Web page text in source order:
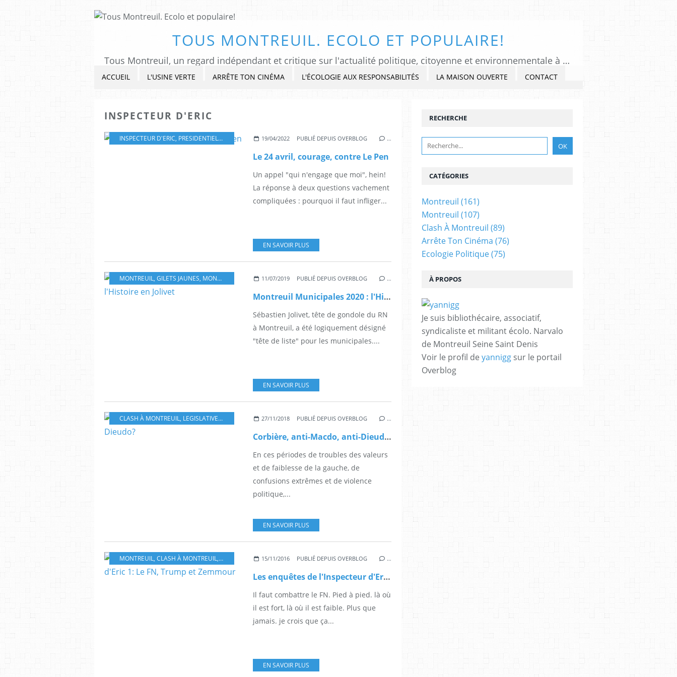
TOUS MONTREUIL. ECOLO ET POPULAIRE!
Tous Montreuil, un regard indépendant et critique sur l'actualité politique, citoyenne et environnementale à Montreuil sous Bois, Seine-Saint-Denis. Veiller, Lancer l'alerte, commenter et critiquer l'exercice du pouvoir, s'impliquer dans la Cité, au présent et au futur!
ACCUEIL L'USINE VERTE ARRÊTE TON CINÉMA L'ÉCOLOGIE AUX RESPONSABILITÉS LA MAISON OUVERTE CONTACT
INSPECTEUR D'ERIC
INSPECTEUR D'ERIC, PRESIDENTIELLE2022 , FACHOSPHÈRE
19/04/2022 PUBLIÉ DEPUIS OVERBLOG …
Le 24 avril, courage, contre Le Pen
Un appel "qui n'engage que moi", hein!
La réponse à deux questions vachement
compliquées : pourquoi il faut infliger...
EN SAVOIR PLUS
MONTREUIL, GILETS JAUNES, MONTREUIL2020 FACHOSPHÈRE ,INSPECTEUR D'ERIC
11/07/2019 PUBLIÉ DEPUIS OVERBLOG …
Montreuil Municipales 2020 : l'Histoire en Jolivet
Sébastien Jolivet, tête de gondole du RN
à Montreuil, a été logiquement désigné
"tête de liste" pour les municipales....
EN SAVOIR PLUS
CLASH À MONTREUIL, LEGISLATIVES , FACHOSPHÈRE,MONTREUIL,INSPECTEUR D'ERIC
27/11/2018 PUBLIÉ DEPUIS OVERBLOG …
Corbière, anti-Macdo, anti-Dieudo?
En ces périodes de troubles des valeurs
et de faiblesse de la gauche, de
confusions extrêmes et de violence
politique,...
EN SAVOIR PLUS
MONTREUIL, CLASH À MONTREUIL, INSPECTEUR D'ERIC15/11/2016 PUBLIÉ DEPUIS OVERBLOG …
Les enquêtes de l'Inspecteur d'Eric 1: Le FN, Trump et Zemmour
Il faut combattre le FN. Pied à pied. là où
il est fort, là où il est faible. Plus que
jamais. je crois que ça...
EN SAVOIR PLUS
RECHERCHE
À PROPOS
Je suis bibliothécaire, associatif,
syndicaliste et militant écolo. Narvalo
de Montreuil Seine Saint Denis
Voir le profil de yannigg sur le portail
Overblog
CATÉGORIES
Montreuil (161)
Montreuil (107)
Clash À Montreuil (89)
Arrête Ton Cinéma (76)
Ecologie Politique(75)